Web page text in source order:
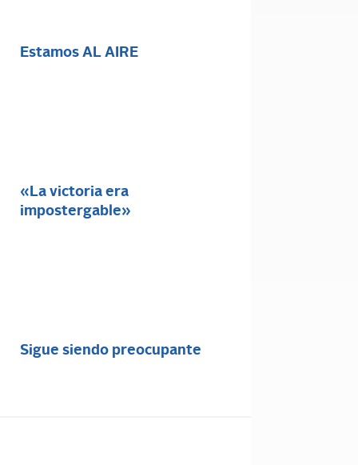
Estamos AL AIRE
«La victoria era
impostergable»
Sigue siendo preocupante